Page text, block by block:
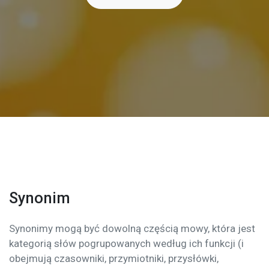
Synonim
Synonimy mogą być dowolną częścią mowy, która jest
kategorią słów pogrupowanych według ich funkcji (i
obejmują czasowniki, przymiotniki, przysłówki,